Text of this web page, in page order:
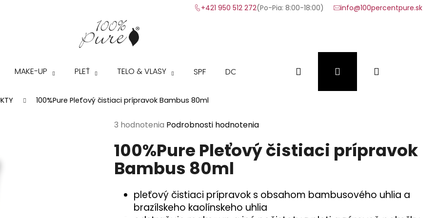
+421 950 512 272(Po-Pia: 8:00-18:00) info@100percentpure.sk
MAKE-UP PLEŤ TELO & VLASY SPF DOPLNKY VÝHODNÉ SADY VZORKY
Hľadať Prihlásenie
100%Pure Pleťový čistiaci prípravok Bambus 80ml
Priemerné
produktu
je
5,0
z
hviezdičiek.
3 hodnotenia Podrobnosti hodnotenia
100%Pure Pleťový čistiaci prípravok
Bambus 80ml
pleťový čistiaci prípravok s obsahom bambusového uhlia a
brazílskeho kaolínskeho uhlia
Čo potrebujete nájsť?